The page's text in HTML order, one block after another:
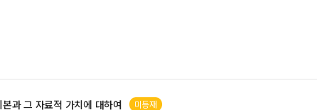
과 그 자료적 가치에 대하여 미등재